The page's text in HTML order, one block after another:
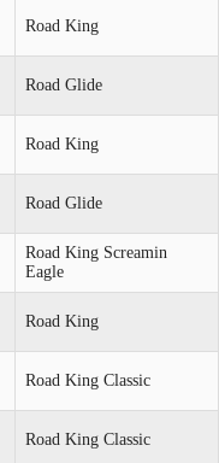
Road King
Road Glide
Road King
Road Glide
Road King Screamin
Eagle
Road King
Road King Classic
Road King Classic